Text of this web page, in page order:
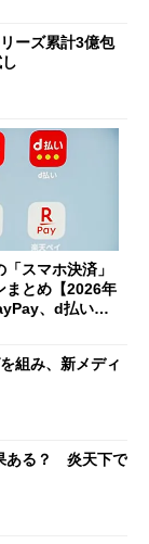
ーズ累計3億包
スマホ決済」
まとめ【2026年
、d払い、a
組み、新メディ
ある？ 炎天下で